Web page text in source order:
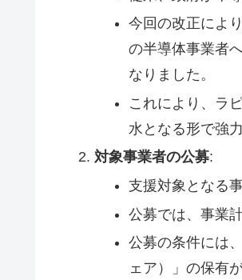
今回の改正によ
の半導体事業者
なりました。
これにより、ラ
水となる形で強
対象事業者の公募:
支援対象となる
公募では、事業
公募の条件には
ェア）」の保有